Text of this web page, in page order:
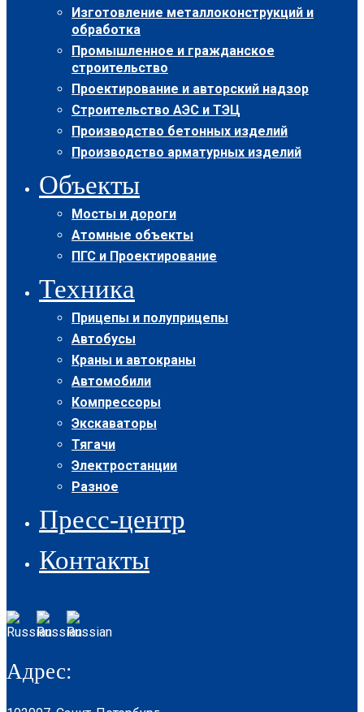
Изготовление металлоконструкций и
обработка
Промышленное и гражданское
строительство
Проектирование и авторский надзор
Строительство АЭС и ТЭЦ
Производство бетонных изделий
Производство арматурных изделий
Объекты
Мосты и дороги
Атомные объекты
ПГС и Проектирование
Техника
Прицепы и полуприцепы
Автобусы
Краны и автокраны
Автомобили
Компрессоры
Экскаваторы
Тягачи
Электростанции
Разное
Пресс-центр
Контакты
Адрес: